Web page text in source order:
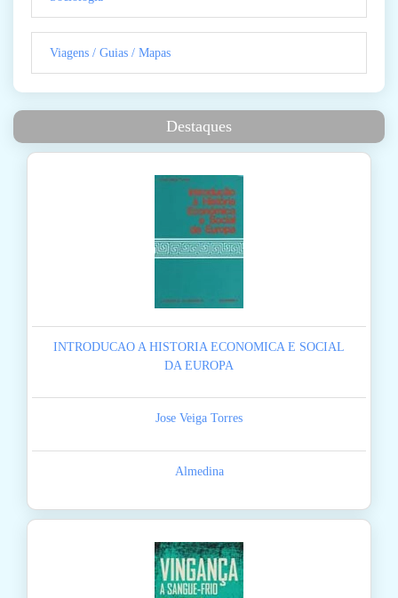
Viagens / Guias / Mapas
Destaques
INTRODUCAO A HISTORIA ECONOMICA E SOCIAL
DA EUROPA
Jose Veiga Torres
Almedina